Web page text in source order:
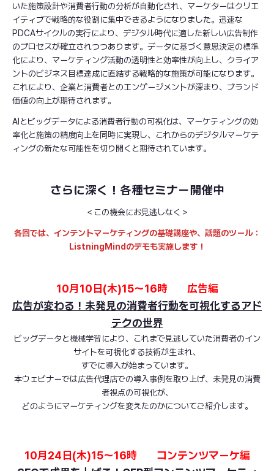
いた施策設計や消費者行動の分析が自動化され、マーケターはクリエ
イティブで戦略的な役割に集中できるようになりました。迅速な
PDCAサイクルの実行により、デジタル時代に適した新しい広告制作
のプロセスが確立されつつあります。データに基づく意思決定の標準
化により、マーケティング活動の透明性と効率性が向上し、クライア
ントのビジネス目標達成に直結する戦略的な施策が可能になります。
これにより、企業と消費者とのエンゲージメントが深まり、ブランド
価値の向上が期待されます。
AIとビッグデータによる消費者行動の可視化は、マーケティングの効
率化と施策の精度向上を同時に実現し、これからのデジタルマーケテ
ィングの新たな可能性を切り開くと期待されています。
さらに深く！各種セミナー開催中
＜この機会にお見逃しなく＞
各回では、インテントマーケティングの基礎講座や、話題のツール：
ListningMindのデモも実施します！
10月10日(木)15～16時 広告編
広告が変わる！未発見の消費者行動を可視化するアド
テクの世界
ビッグデータと機械学習により、これまで見逃していた消費者のイン
サイトを可視化する技術が生まれ、
すでに導入が始まっています。
本ウェビナーでは広告代理店での導入事例を取り上げ、未発見の消費
者視点の可視化が、
どのようにマーケティングを変えたのかについてご紹介します。
10月24日(木)15～16時 コンテンツマーケ編